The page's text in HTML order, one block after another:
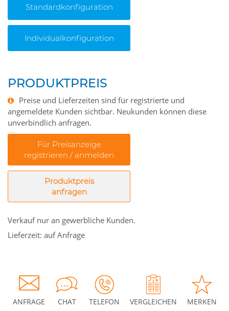
Standardkonfiguration
Individualkonfiguration
PRODUKTPREIS
Preise und Lieferzeiten sind für registrierte und
angemeldete Kunden sichtbar. Neukunden können diese
unverbindlich anfragen.
Für Preisanzeige
registrieren / anmelden
Produktpreis
anfragen
Verkauf nur an gewerbliche Kunden.
Lieferzeit: auf Anfrage
ANFRAGE CHAT TELEFON VERGLEICHEN MERKEN